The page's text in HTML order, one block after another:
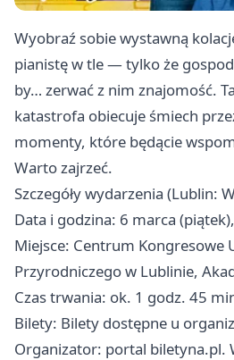
Wyobraź sobie wystawną
pianistę w tle — tylko że
by… zerwać z nim znajomość.
katastrofa obiecuje śmiech
momenty, które będącie
Warto zajrzeć.
Szczegóły wydarzenia (Lublin:
Data i godzina: 6 marca
Miejsce: Centrum Kongresowe
Przyrodniczego w Lublinie,
Czas trwania: ok. 1 godz. 45
Bilety: Bilety dostępne u
Organizator: portal biletyna.pl.